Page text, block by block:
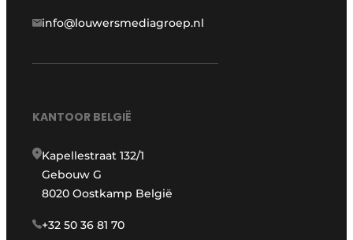
info@louwersmediagroep.nl
KANTOOR BELGIË
Kapellestraat 132/1
Gebouw G
8020 Oostkamp België
+32 50 36 81 70